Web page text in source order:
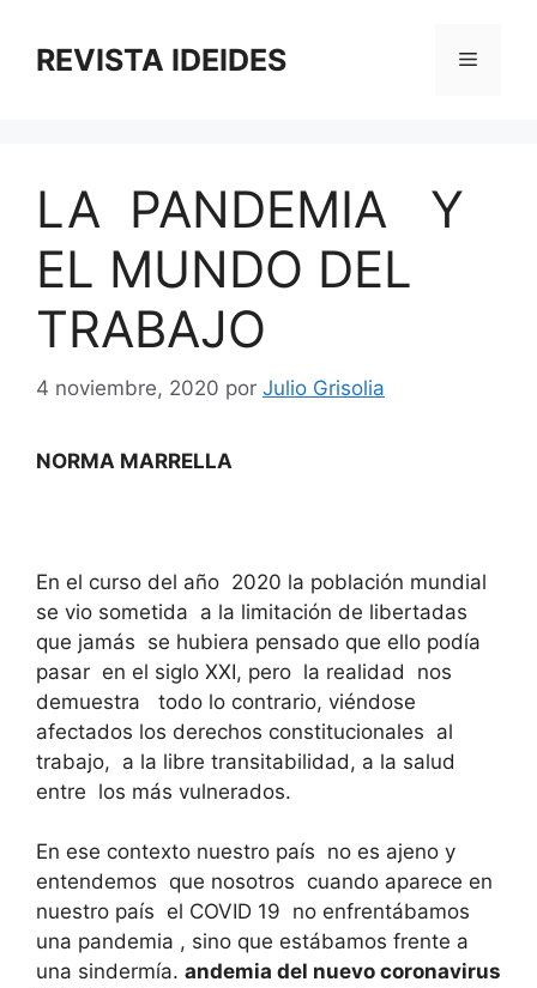
contenido
REVISTA IDEIDES Menú
LA PANDEMIA Y
EL MUNDO DEL
TRABAJO
4 noviembre, 2020 por Julio Grisolia
NORMA MARRELLA
En el curso del año 2020 la población mundial
se vio sometida a la limitación de libertadas
que jamás se hubiera pensado que ello podía
pasar en el siglo XXI, pero la realidad nos
demuestra todo lo contrario, viéndose
afectados los derechos constitucionales al
trabajo, a la libre transitabilidad, a la salud
entre los más vulnerados.
En ese contexto nuestro país no es ajeno y
entendemos que nosotros cuando aparece en
nuestro país el COVID 19 no enfrentábamos
una pandemia , sino que estábamos frente a
una sindermía. andemia del nuevo coronavirus